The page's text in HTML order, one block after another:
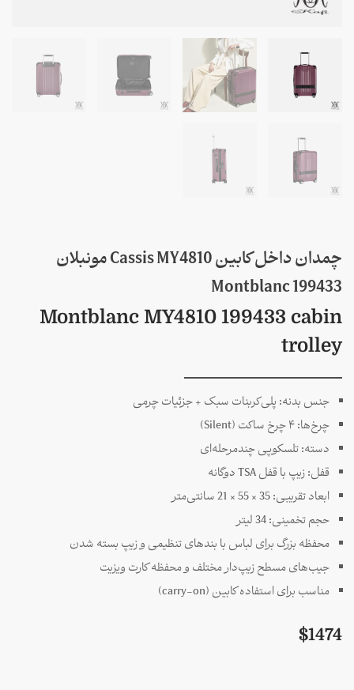
چمدان داخل کابین Cassis MY4810 مونبلان
199433 Montblanc
Montblanc MY4810 199433 cabin
trolley
جنس بدنه: پلی‌کربنات سبک + جزئیات چرمی
چرخ‌ها: ۴ چرخ ساکت (Silent)
دسته: تلسکوپی چند‌مرحله‌ای
قفل: زیپ با قفل TSA دوگانه
ابعاد تقریبی: 35 × 55 × 21 سانتی‌متر
حجم تخمینی: 34 لیتر
محفظه بزرگ برای لباس با بندهای تنظیمی و زیپ بسته شدن
جیب‌های مسطح زیپ‌دار مختلف و محفظه کارت ویزیت
مناسب برای استفاده کابین (carry-on)
$1474